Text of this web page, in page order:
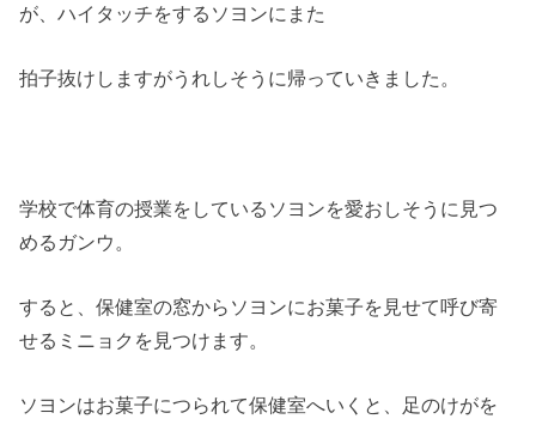
が、ハイタッチをするソヨンにまた
拍子抜けしますがうれしそうに帰っていきました。
学校で体育の授業をしているソヨンを愛おしそうに見つ
めるガンウ。
すると、保健室の窓からソヨンにお菓子を見せて呼び寄
せるミニョクを見つけます。
ソヨンはお菓子につられて保健室へいくと、足のけがを